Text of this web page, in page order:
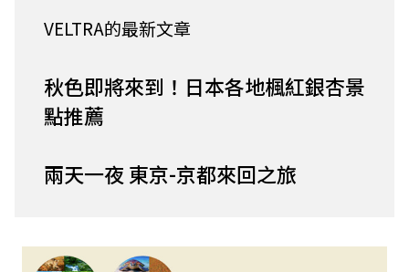
VELTRA的最新文章
秋色即將來到！日本各地楓紅銀杏景
點推薦
兩天一夜 東京-京都來回之旅